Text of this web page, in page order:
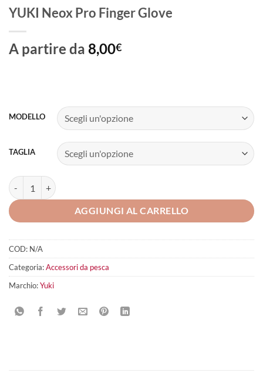
YUKI Neox Pro Finger Glove
A partire da 8,00€
MODELLO
TAGLIA
YUKI Neox Pro Finger Glove quantità
AGGIUNGI AL CARRELLO
COD: N/A
Categoria:Accessori da pesca
Marchio:Yuki